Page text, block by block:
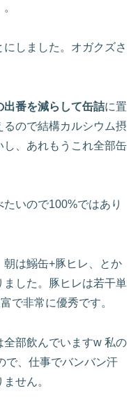
しました。オガクズさ
出番を減らして缶詰に置
ので結構カルシウム摂
、あれもうこれ全部缶
いので100%ではあり
朝は鰯缶+豚ヒレ、とか
した。豚ヒレは若干単
で非常に優秀です。
部飲んでいますw 私の
で、仕事でバンバン汗
せん。